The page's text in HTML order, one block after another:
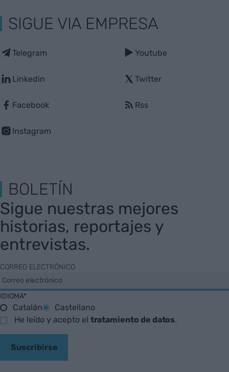
SIGUE VIA EMPRESA
Telegram
Linkedin
Facebook
Instagram
Youtube
Twitter
Rss
BOLETÍN
Sigue nuestras mejores
historias, reportajes y
entrevistas.
CORREO ELECTRÓNICO
IDIOMA*
Catalán
Castellano
He leído y acepto el tratamiento de datos.
Suscribirse